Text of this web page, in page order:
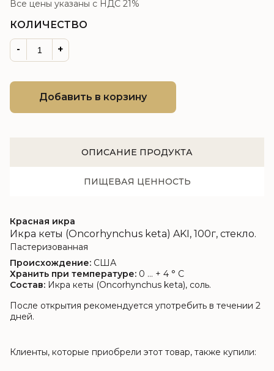
Все цены указаны с НДС 21%
КОЛИЧЕСТВО
- +
Добавить в корзину
ОПИСАНИЕ ПРОДУКТА
ПИЩЕВАЯ ЦЕННОСТЬ
Красная икра
Икра кеты (Oncorhynchus keta) AKI, 100г, стекло.
Пастеризованная
Происхождение: США
Хранить при температуре: 0 ... + 4 ° C
Состав: Икра кеты (Oncorhynchus keta), соль.
После открытия рекомендуется употребить в течении 2
дней.
Клиенты, которые приобрели этот товар, также купили: